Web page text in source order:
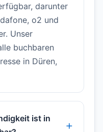
darunter
o2 und
Unser
buchbaren
in Düren,
ist in